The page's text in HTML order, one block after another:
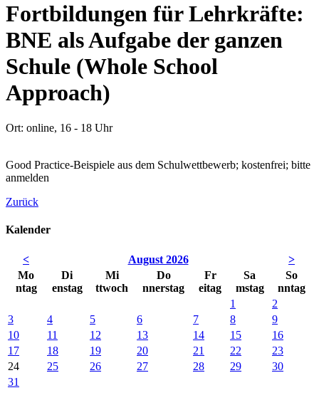
Fortbildungen für Lehrkräfte:
BNE als Aufgabe der ganzen
Schule (Whole School
Approach)
Ort: online, 16 - 18 Uhr
Good Practice-Beispiele aus dem Schulwettbewerb; kostenfrei; bitte
anmelden
Zurück
Kalender
< August 2026
>
Mo
ntag
Di
enstag
Mi
ttwoch
Do
nnerstag
Fr
eitag
Sa
mstag
So
nntag
1
2
3
4 5 6 7 8
9
10
11 12 13 14 15
16
17
18 19 20 21 22
23
24
25 26 27 28 29
30
31